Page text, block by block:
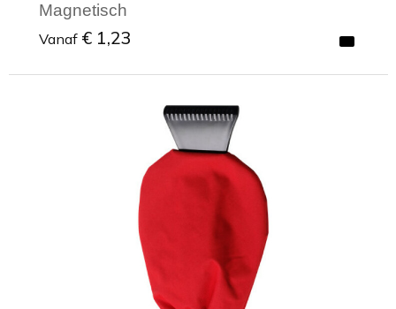
Magnetisch
Vanaf € 1,23
Minimale afname: 1